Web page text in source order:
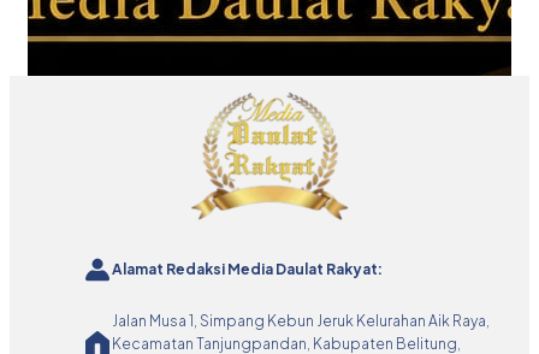
Alamat Redaksi Media Daulat Rakyat:
Jalan Musa 1, Simpang Kebun Jeruk Kelurahan Aik Raya,
Kecamatan Tanjungpandan, Kabupaten Belitung,